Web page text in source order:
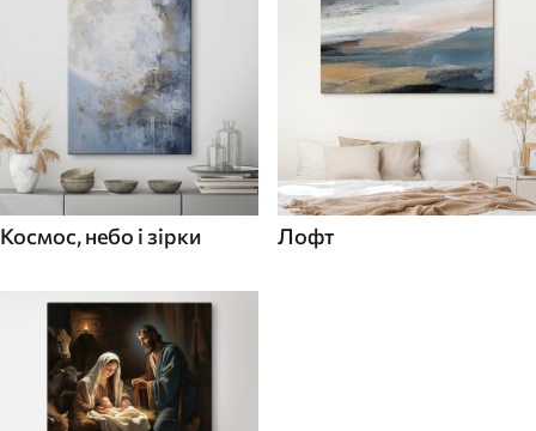
Космос, небо і зірки Лофт